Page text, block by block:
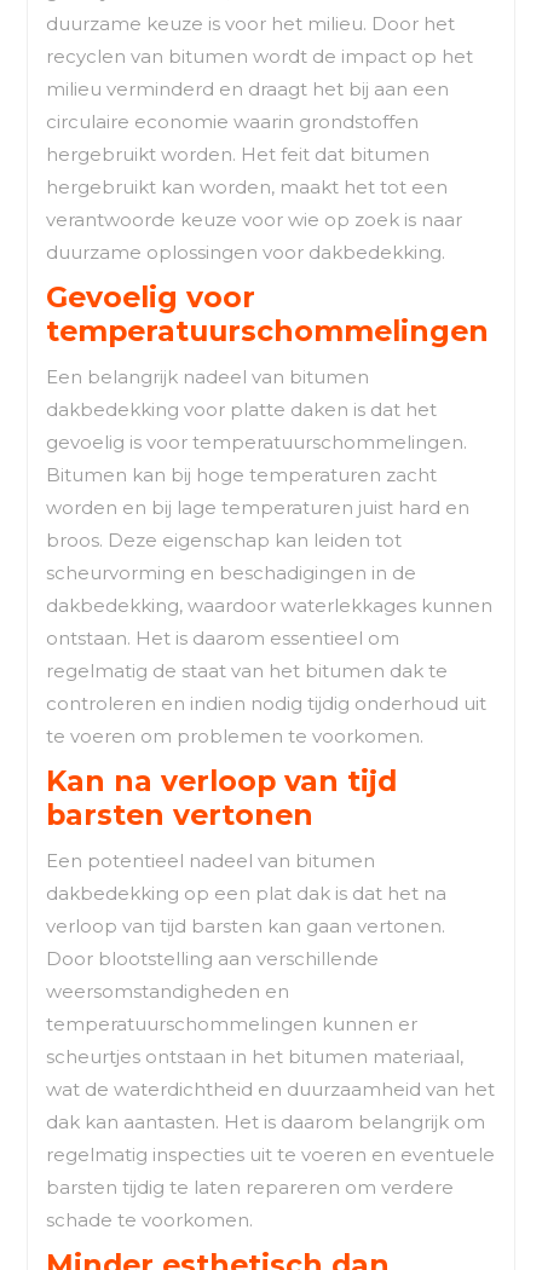
duurzame keuze is voor het milieu. Door het
recyclen van bitumen wordt de impact op het
milieu verminderd en draagt het bij aan een
circulaire economie waarin grondstoffen
hergebruikt worden. Het feit dat bitumen
hergebruikt kan worden, maakt het tot een
verantwoorde keuze voor wie op zoek is naar
duurzame oplossingen voor dakbedekking.
Gevoelig voor
temperatuurschommelingen
Een belangrijk nadeel van bitumen
dakbedekking voor platte daken is dat het
gevoelig is voor temperatuurschommelingen.
Bitumen kan bij hoge temperaturen zacht
worden en bij lage temperaturen juist hard en
broos. Deze eigenschap kan leiden tot
scheurvorming en beschadigingen in de
dakbedekking, waardoor waterlekkages kunnen
ontstaan. Het is daarom essentieel om
regelmatig de staat van het bitumen dak te
controleren en indien nodig tijdig onderhoud uit
te voeren om problemen te voorkomen.
Kan na verloop van tijd
barsten vertonen
Een potentieel nadeel van bitumen
dakbedekking op een plat dak is dat het na
verloop van tijd barsten kan gaan vertonen.
Door blootstelling aan verschillende
weersomstandigheden en
temperatuurschommelingen kunnen er
scheurtjes ontstaan in het bitumen materiaal,
wat de waterdichtheid en duurzaamheid van het
dak kan aantasten. Het is daarom belangrijk om
regelmatig inspecties uit te voeren en eventuele
barsten tijdig te laten repareren om verdere
schade te voorkomen.